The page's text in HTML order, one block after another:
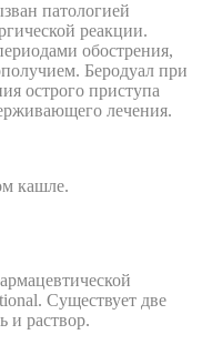
патологией
реакции.
обострения,
Беродуал при
острого приступа
лечения.
кашле.
Существует две
и раствор.